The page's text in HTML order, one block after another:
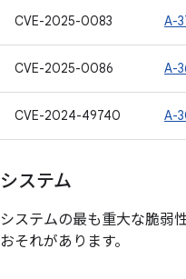
CVE-2025-0083 A-
CVE-2025-0086 A-
CVE-2024-49740 A-
システム
システムの最も重大な脆弱
おそれがあります。